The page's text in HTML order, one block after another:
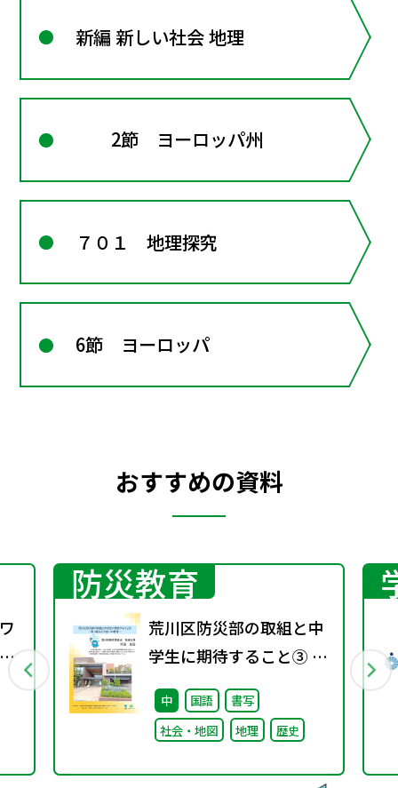
新編 新しい社会 地理
2節 ヨーロッパ州
７０１ 地理探究
6節 ヨーロッパ
おすすめの資料
防災教育
荒川区防災部の取組と中
学生に期待すること③ ～
取り組みと今後への期待
～
中 国語
書写
社会・地図
地理 歴史